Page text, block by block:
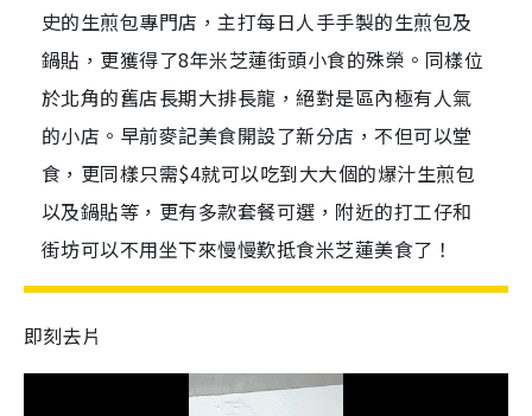
史的生煎包專門店，主打每日人手手製的生煎包及
鍋貼，更獲得了8年米芝蓮街頭小食的殊榮。同樣位
於北角的舊店長期大排長龍，絕對是區內極有人氣
的小店。早前麥記美食開設了新分店，不但可以堂
食，更同樣只需$4就可以吃到大大個的爆汁生煎包
以及鍋貼等，更有多款套餐可選，附近的打工仔和
街坊可以不用坐下來慢慢歎抵食米芝蓮美食了！
即刻去片